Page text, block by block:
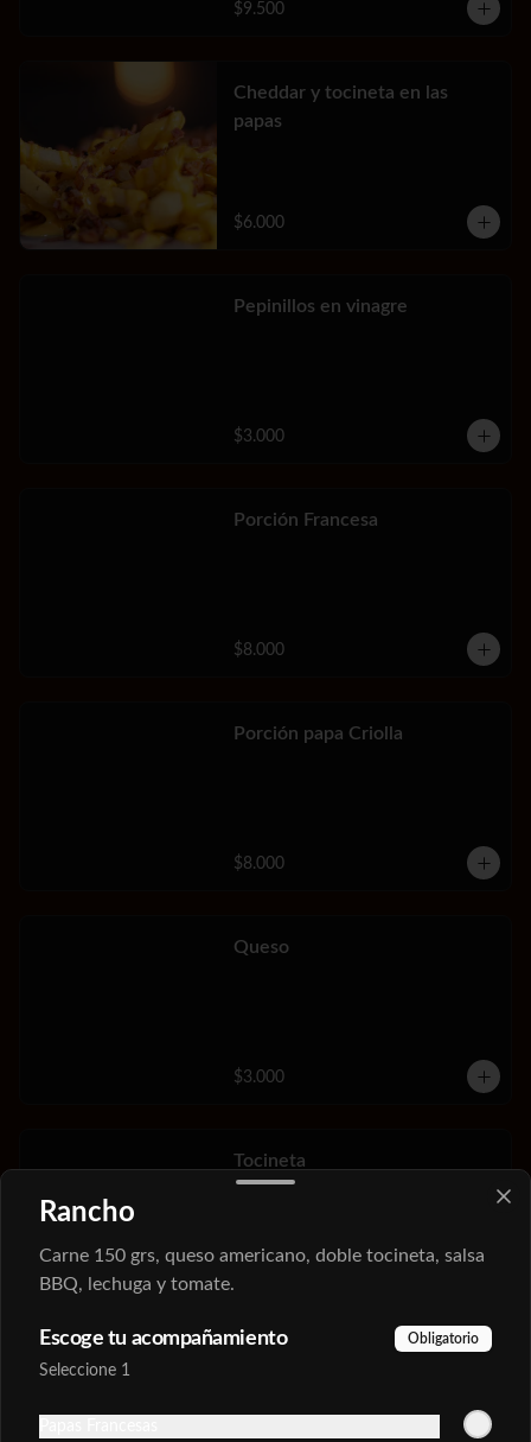
$9.500
Cheddar y tocineta en las
papas
$6.000
Pepinillos en vinagre
$3.000
Porción Francesa
$8.000
Porción papa Criolla
$8.000
Queso
$3.000
Tocineta
$3.500
Rancho
Carne 150 grs, queso americano, doble tocineta, salsa
BBQ, lechuga y tomate.
Escoge tu acompañamiento Obligatorio
Seleccione 1